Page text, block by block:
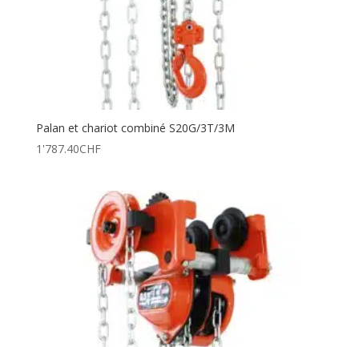
Palan et chariot combiné S20G/3T/3M
1'787.40CHF